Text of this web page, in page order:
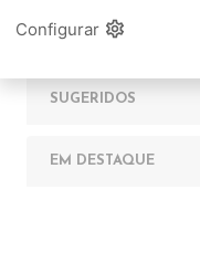
COMPLEMENTOS
SUGERIDOS
EM DESTAQUE
Configurar settings